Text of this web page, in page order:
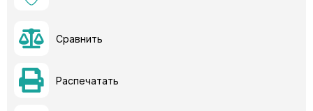
Сравнить
Распечатать